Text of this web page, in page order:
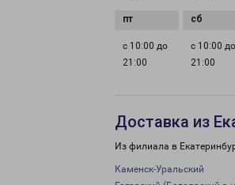
с 10:00 до
21:00
с 10:00 до
21:00
Доставка из
Из филиала в
Каменск-Уральский